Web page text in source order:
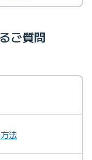
ご質問
法